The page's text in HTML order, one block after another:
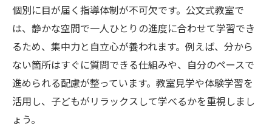
個別に目が届く指導体制が不可欠です。公文式教室で
は、静かな空間で一人ひとりの進度に合わせて学習でき
るため、集中力と自立心が養われます。例えば、分から
ない箇所はすぐに質問できる仕組みや、自分のペースで
進められる配慮が整っています。教室見学や体験学習を
活用し、子どもがリラックスして学べるかを重視しまし
ょう。